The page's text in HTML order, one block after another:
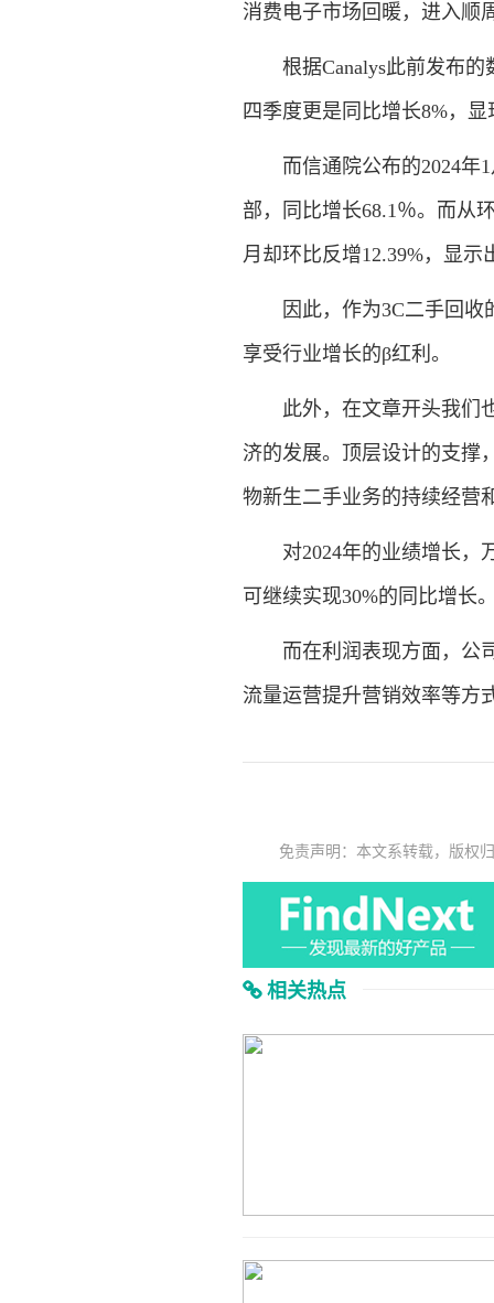
消费电子市场回暖，进入顺
根据Canalys此前发布的
四季度更是同比增长8%，
而信通院公布的2024年1
部，同比增长68.1％。而从
月却环比反增12.39%，显
因此，作为3C二手回收
享受行业增长的β红利。
此外，在文章开头我们也
济的发展。顶层设计的支撑
物新生二手业务的持续经营
对2024年的业绩增长，万
可继续实现30%的同比增长
而在利润表现方面，公司
流量运营提升营销效率等方
免责声明：本文系转载，版权
相关热点